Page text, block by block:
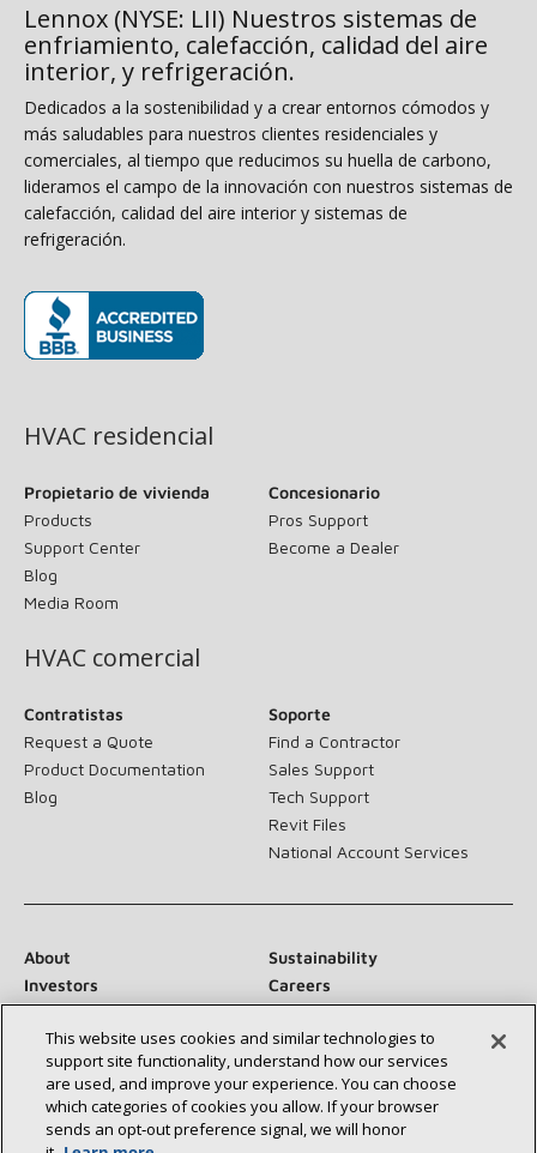
Lennox (NYSE: LII) Nuestros sistemas de
enfriamiento, calefacción, calidad del aire
interior, y refrigeración.
Dedicados a la sostenibilidad y a crear entornos cómodos y
más saludables para nuestros clientes residenciales y
comerciales, al tiempo que reducimos su huella de carbono,
lideramos el campo de la innovación con nuestros sistemas de
calefacción, calidad del aire interior y sistemas de
refrigeración.
HVAC residencial
Propietario de vivienda
Products
Support Center
Blog
Media Room
Concesionario
Pros Support
Become a Dealer
HVAC comercial
Contratistas
Request a Quote
Product Documentation
Blog
Soporte
Find a Contractor
Sales Support
Tech Support
Revit Files
National Account Services
About
Sustainability
Investors
Careers
Suppliers
Contact Us
Newsroom
Conéctese con nosotros:
This website uses cookies and similar technologies to
support site functionality, understand how our services
are used, and improve your experience. You can choose
which categories of cookies you allow. If your browser
sends an opt‑out preference signal, we will honor